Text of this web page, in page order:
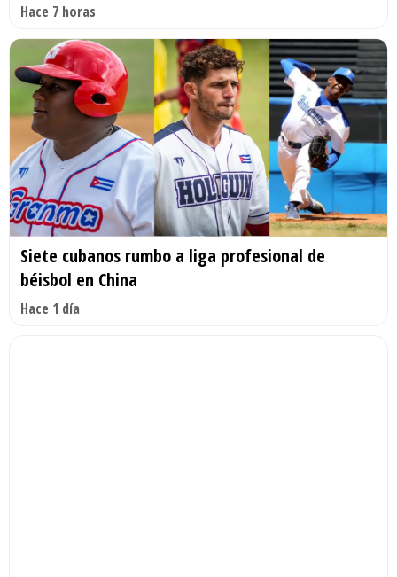
Hace 7 horas
Siete cubanos rumbo a liga profesional de
béisbol en China
Hace 1 día